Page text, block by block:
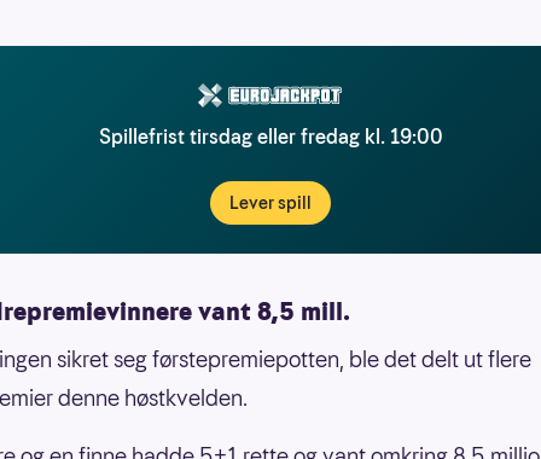
Spillefrist tirsdag eller fredag kl. 19:00
Lever spill
vant 8,5 mill.
sikret seg førstepremiepotten, ble det delt ut flere
denne høstkvelden.